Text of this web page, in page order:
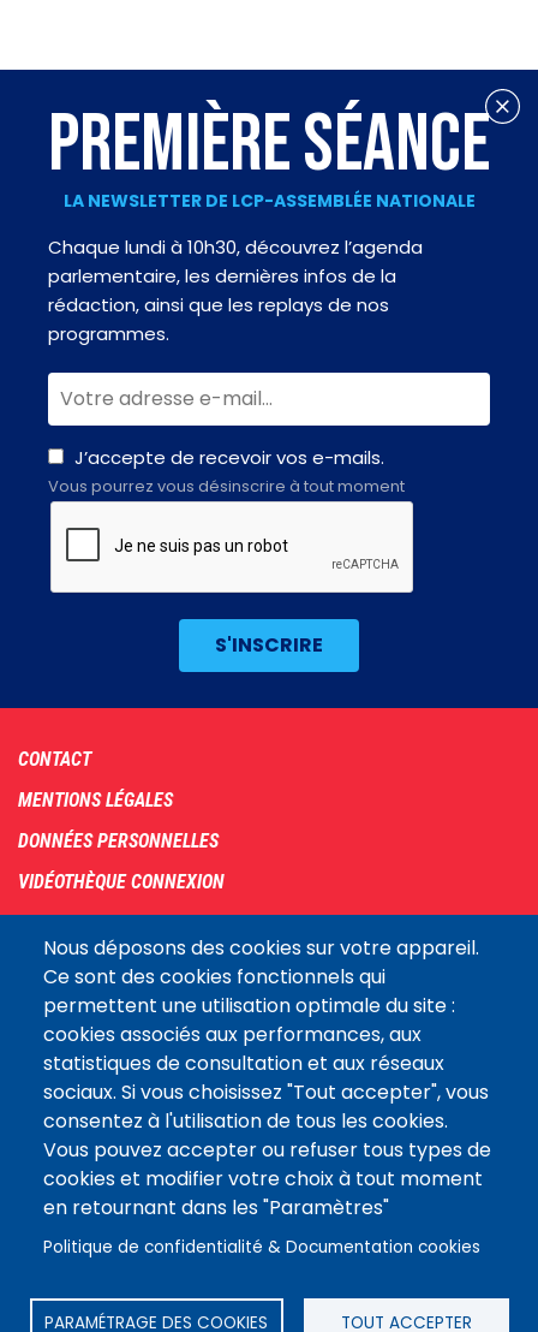
Nous déposons des cookies sur votre appareil.
Ce sont des cookies fonctionnels qui
permettent une utilisation optimale du site :
cookies associés aux performances, aux
statistiques de consultation et aux réseaux
sociaux. Si vous choisissez "Tout accepter", vous
consentez à l'utilisation de tous les cookies.
Vous pouvez accepter ou refuser tous types de
cookies et modifier votre choix à tout moment
en retournant dans les "Paramètres"
Politique de confidentialité & Documentation cookies
PARAMÉTRAGE DES COOKIES TOUT ACCEPTER
PREMIÈRE SÉANCE
LA NEWSLETTER DE LCP-ASSEMBLÉE NATIONALE
Chaque lundi à 10h30, découvrez l’agenda
parlementaire, les dernières infos de la
rédaction, ainsi que les replays de nos
programmes.
J’accepte de recevoir vos e-mails.
Vous pourrez vous désinscrire à tout moment
Footer
menu
CONTACT
MENTIONS LÉGALES
DONNÉES PERSONNELLES
VIDÉOTHÈQUE CONNEXION
PLAN DU SITE
COOKIES
Assemblée
nationaleLE SITE DE L’ASSEMBLÉE NATIONALE
Suivez-nous